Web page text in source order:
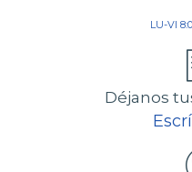
LU-VI
Déjanos